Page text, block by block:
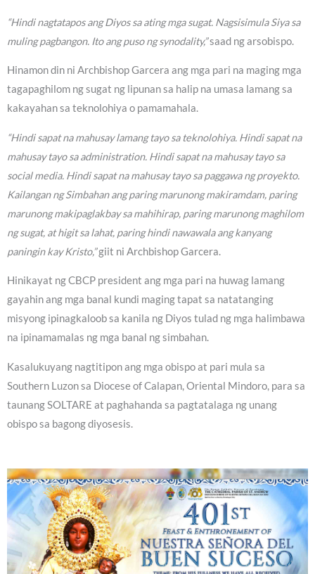
“Hindi nagtatapos ang Diyos sa ating mga sugat. Nagsisimula Siya sa
muling pagbangon. Ito ang puso ng synodality,”saad ng arsobispo.
Hinamon din ni Archbishop Garcera ang mga pari na maging mga
tagapaghilom ng sugat ng lipunan sa halip na umasa lamang sa
kakayahan sa teknolohiya o pamamahala.
“Hindi sapat na mahusay lamang tayo sa teknolohiya. Hindi sapat na
mahusay tayo sa administration. Hindi sapat na mahusay tayo sa
social media. Hindi sapat na mahusay tayo sa paggawa ng proyekto.
Kailangan ng Simbahan ang paring marunong makiramdam, paring
marunong makipaglakbay sa mahihirap, paring marunong maghilom
ng sugat, at higit sa lahat, paring hindi nawawala ang kanyang
paningin kay Kristo,”giit ni Archbishop Garcera.
Hinikayat ng CBCP president ang mga pari na huwag lamang
gayahin ang mga banal kundi maging tapat sa natatanging
misyong ipinagkaloob sa kanila ng Diyos tulad ng mga halimbawa
na ipinamamalas ng mga banal ng simbahan.
Kasalukuyang nagtitipon ang mga obispo at pari mula sa
Southern Luzon sa Diocese of Calapan, Oriental Mindoro, para sa
taunang SOLTARE at paghahanda sa pagtatalaga ng unang
obispo sa bagong diyosesis.